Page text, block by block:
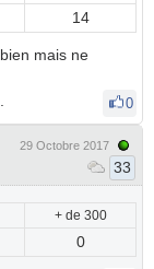
14
mais ne
0
29 Octobre 2017
33
+ de 300
0